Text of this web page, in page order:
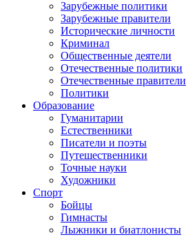
Зарубежные политики
Зарубежные правители
Исторические личности
Криминал
Общественные деятели
Отечественные политики
Отечественные правители
Политики
Образование
Гуманитарии
Естественники
Писатели и поэты
Путешественники
Точные науки
Художники
Спорт
Бойцы
Гимнасты
Лыжники и биатлонисты